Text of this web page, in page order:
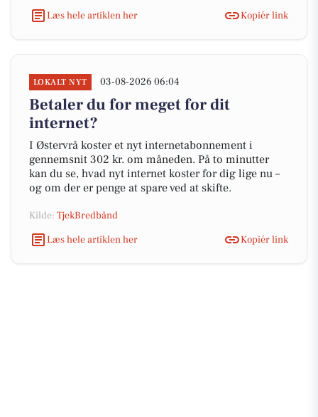
Læs hele artiklen her Kopiér link
LOKALT NYT 03-08-2026 06:04
Betaler du for meget for dit
internet?
I Østervrå koster et nyt internetabonnement i
gennemsnit 302 kr. om måneden. På to minutter
kan du se, hvad nyt internet koster for dig lige nu –
og om der er penge at spare ved at skifte.
Kilde: TjekBredbånd
Læs hele artiklen her
Kopiér link